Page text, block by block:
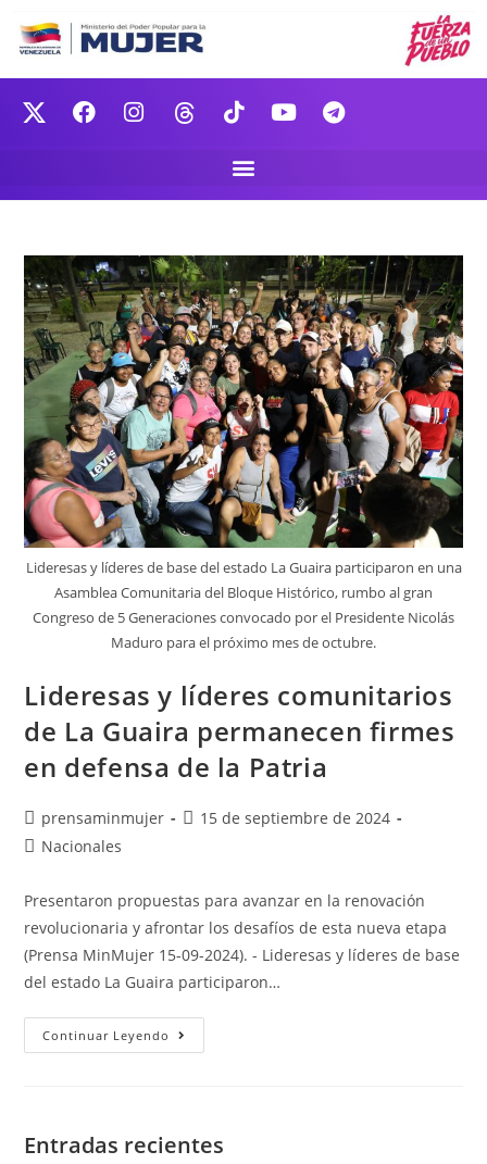
Lideresas y líderes de base del estado La Guaira participaron en una
Asamblea Comunitaria del Bloque Histórico, rumbo al gran
Congreso de 5 Generaciones convocado por el Presidente Nicolás
Maduro para el próximo mes de octubre.
Lideresas y líderes comunitarios
de La Guaira permanecen firmes
en defensa de la Patria
prensaminmujer
15 de septiembre de 2024
Nacionales
Presentaron propuestas para avanzar en la renovación
revolucionaria y afrontar los desafíos de esta nueva etapa
(Prensa MinMujer 15-09-2024). - Lideresas y líderes de base
del estado La Guaira participaron…
Continuar Leyendo
Entradas recientes